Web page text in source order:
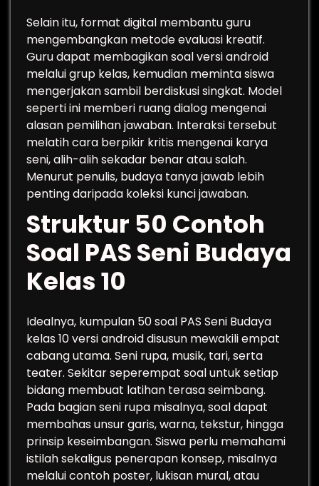
Selain itu, format digital membantu guru
mengembangkan metode evaluasi kreatif.
Guru dapat membagikan soal versi android
melalui grup kelas, kemudian meminta siswa
mengerjakan sambil berdiskusi singkat. Model
seperti ini memberi ruang dialog mengenai
alasan pemilihan jawaban. Interaksi tersebut
melatih cara berpikir kritis mengenai karya
seni, alih-alih sekadar benar atau salah.
Menurut penulis, budaya tanya jawab lebih
penting daripada koleksi kunci jawaban.
Struktur 50 Contoh
Soal PAS Seni Budaya
Kelas 10
Idealnya, kumpulan 50 soal PAS Seni Budaya
kelas 10 versi android disusun mewakili empat
cabang utama. Seni rupa, musik, tari, serta
teater. Sekitar seperempat soal untuk setiap
bidang membuat latihan terasa seimbang.
Pada bagian seni rupa misalnya, soal dapat
membahas unsur garis, warna, tekstur, hingga
prinsip keseimbangan. Siswa perlu memahami
istilah sekaligus penerapan konsep, misalnya
melalui contoh poster, lukisan mural, atau